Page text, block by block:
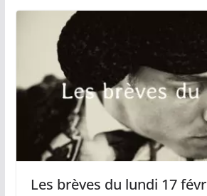
Les brèves du lundi 17